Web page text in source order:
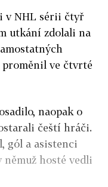
v NHL sérii čtyř
utkání zdolali na
proměnil ve čtvrté
naopak o
čeští hráči.
gól a asistenci
němuž hosté vedli